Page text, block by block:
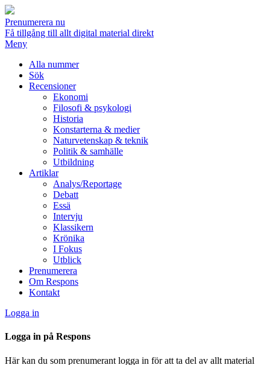
Prenumerera nu
Få tillgång till allt digital material direkt
Meny
Alla nummer
Sök
Recensioner
Ekonomi
Filosofi & psykologi
Historia
Konstarterna & medier
Naturvetenskap & teknik
Politik & samhälle
Utbildning
Artiklar
Analys/Reportage
Debatt
Essä
Intervju
Klassikern
Krönika
I Fokus
Utblick
Prenumerera
Om Respons
Kontakt
Logga in
Logga in på Respons
Här kan du som prenumerant logga in för att ta del av allt material